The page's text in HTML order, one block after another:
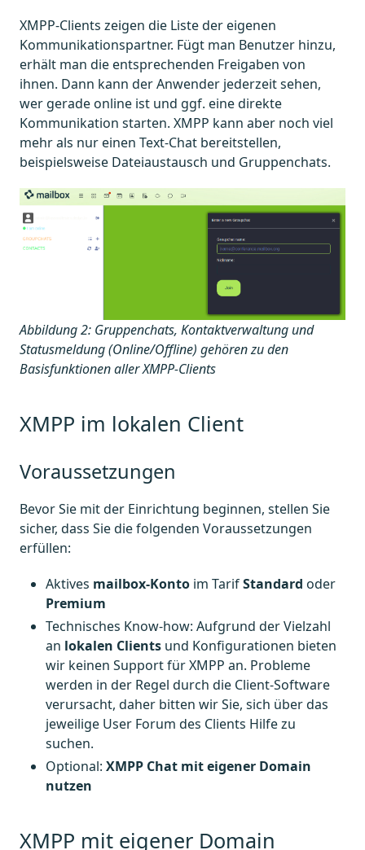
XMPP-Clients zeigen die Liste der eigenen
Kommunikationspartner. Fügt man Benutzer hinzu,
erhält man die entsprechenden Freigaben von
ihnen. Dann kann der Anwender jederzeit sehen,
wer gerade online ist und ggf. eine direkte
Kommunikation starten. XMPP kann aber noch viel
mehr als nur einen Text-Chat bereitstellen,
beispielsweise Dateiaustausch und Gruppenchats.
Abbildung 2: Gruppenchats, Kontaktverwaltung und
Statusmeldung (Online/Offline) gehören zu den
Basisfunktionen aller XMPP-Clients
XMPP im lokalen Client
Voraussetzungen
Bevor Sie mit der Einrichtung beginnen, stellen Sie
sicher, dass Sie die folgenden Voraussetzungen
erfüllen:
Aktives mailbox-Konto im TarifStandard oder
Premium
Technisches Know-how: Aufgrund der Vielzahl
an lokalen Clients und Konfigurationen bieten
wir keinen Support für XMPP an. Probleme
werden in der Regel durch die Client-Software
verursacht, daher bitten wir Sie, sich über das
jeweilige User Forum des Clients Hilfe zu
suchen.
Optional: XMPP Chat mit eigener Domain
nutzen
XMPP mit eigener Domain